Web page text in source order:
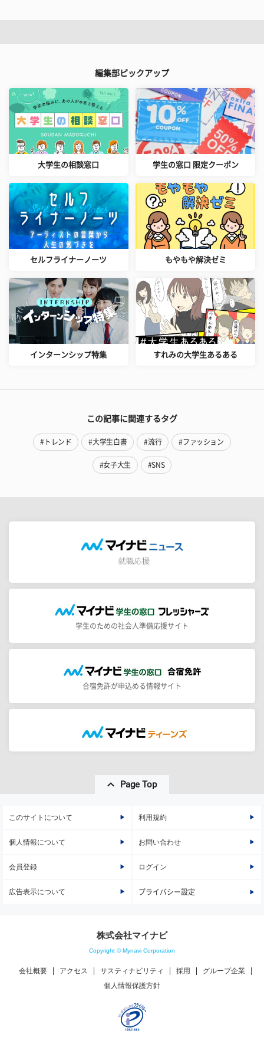
編集部ピックアップ
大学生の相談窓口 学生の窓口 限定クーポン
セルフライナーノーツ もやもや解決ゼミ
インターンシップ特集 すれみの大学生あるある
この記事に関連するタグ
#トレンド #大学生白書 #流行 #ファッション
#女子大生 #SNS
学生のための社会人準備応援サイト
合宿免許が申込める情報サイト
Page Top
このサイトについて 利用規約
個人情報について お問い合わせ
会員登録 ログイン
広告表示について プライバシー設定
株式会社マイナビ
Copyright © Mynavi Corporation
会社概要 アクセス サスティナビリティ 採用
グループ企業
個人情報保護方針